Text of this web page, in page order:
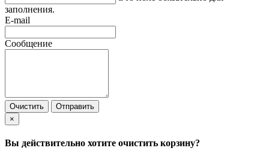
заполнения.
E-mail
Сообщение
Очистить
Отправить
×
Вы действительно хотите очистить корзину?